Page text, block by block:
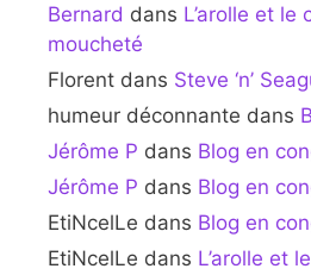
Bernard dans L’arolle et le
moucheté
Florent dans Steve ‘n’
humeur déconnante dans
Jérôme P dans Blog en
Jérôme P dans Blog en
EtiNcelLe dans Blog en
EtiNcelLe dans L’arolle et